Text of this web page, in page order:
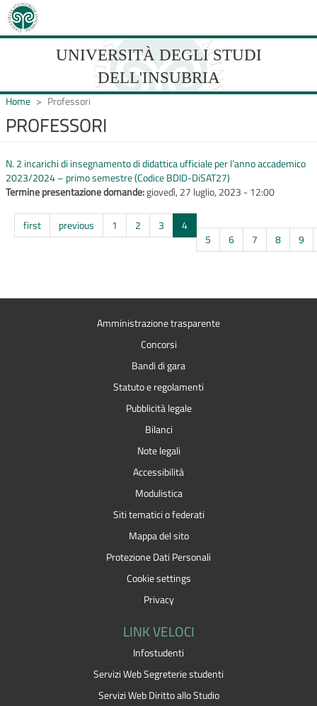
Salta
contenuto
UNIVERSITÀ DEGLI STUDI
DELL'INSUBRIA
DEGLI
STUDI
DELL'INSUBRIA
Home Professori
PROFESSORI
N. 2 incarichi di insegnamento di didattica ufficiale per l’anno accademico
2023/2024 – primo semestre (Codice BDID-DiSAT27)
Termine presentazione domande:giovedì, 27 luglio, 2023 - 12:00
first previous 1 2 3
4
5
6 7 8 9
Amministrazione trasparente
Concorsi
Bandi di gara
Statuto e regolamenti
Pubblicità legale
Bilanci
Note legali
Accessibilità
Modulistica
Siti tematici o federati
Mappa del sito
Protezione Dati Personali
Cookie settings
Privacy
LINK VELOCI
Infostudenti
Servizi Web Segreterie studenti
Servizi Web Diritto allo Studio